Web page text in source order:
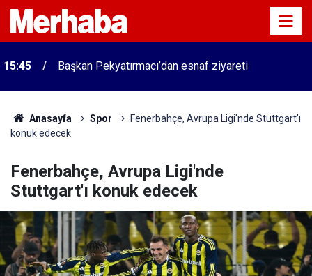
15:45 Başkan Pekyatırmacı’dan esnaf ziyareti
Anasayfa Spor
Fenerbahçe, Avrupa Ligi'nde Stuttgart'ı
konuk edecek
Fenerbahçe, Avrupa Ligi'nde
Stuttgart'ı konuk edecek